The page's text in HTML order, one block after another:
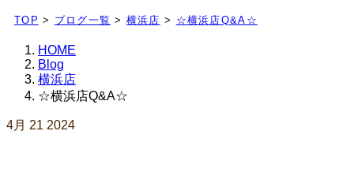
日々、ブログを更新中！
TOP > ブログ一覧 > 横浜店 > ☆横浜店Q&A☆
HOME
Blog
横浜店
☆横浜店Q&A☆
4月 21 2024